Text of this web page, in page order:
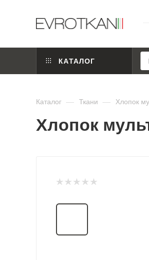
КАТАЛОГ
Каталог — Ткани — Хлопок
Хлопок